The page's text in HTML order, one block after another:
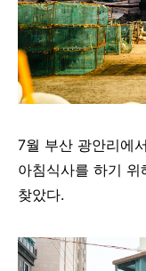
7월 부산 광안리에
아침식사를 하기
찾았다.